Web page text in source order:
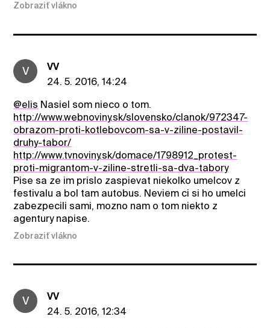
Zobraziť vlákno
V
VV
24. 5. 2016, 14:24
@elis Nasiel som nieco o tom.
http://www.webnoviny.sk/slovensko/clanok/972347-
obrazom-proti-kotlebovcom-sa-v-ziline-postavil-
druhy-tabor/
http://www.tvnoviny.sk/domace/1798912_protest-
proti-migrantom-v-ziline-stretli-sa-dva-tabory
Pise sa ze im prislo zaspievat niekolko umelcov z
festivalu a bol tam autobus. Neviem ci si ho umelci
zabezpecili sami, mozno nam o tom niekto z
agentury napise.
Zobraziť vlákno
V
VV
24. 5. 2016, 12:34